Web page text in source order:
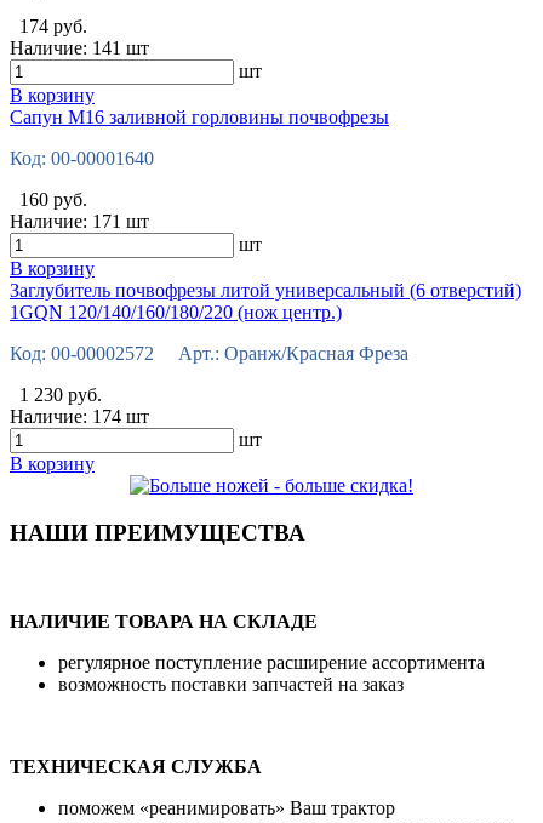
174 руб.
Наличие: 141 шт
шт
В корзину
Сапун М16 заливной горловины почвофрезы
Код: 00-00001640
160 руб.
Наличие: 171 шт
шт
В корзину
Заглубитель почвофрезы литой универсальный (6 отверстий)
1GQN 120/140/160/180/220 (нож центр.)
Код: 00-00002572 Арт.: Оранж/Красная Фреза
1 230 руб.
Наличие: 174 шт
шт
В корзину
НАШИ ПРЕИМУЩЕСТВА
НАЛИЧИЕ ТОВАРА НА СКЛАДЕ
регулярное поступление расширение ассортимента
возможность поставки запчастей на заказ
ТЕХНИЧЕСКАЯ СЛУЖБА
поможем «реанимировать» Ваш трактор